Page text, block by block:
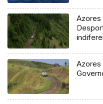
Azores
Azores